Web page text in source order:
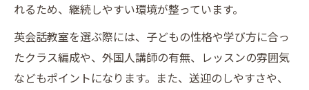
れるため、継続しやすい環境が整っています。
英会話教室を選ぶ際には、子どもの性格や学び方に合っ
たクラス編成や、外国人講師の有無、レッスンの雰囲気
などもポイントになります。また、送迎のしやすさや、